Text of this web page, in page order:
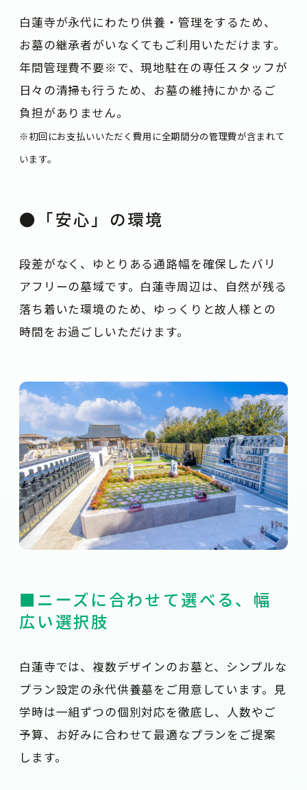
白蓮寺が永代にわたり供養・管理をするため、
お墓の継承者がいなくてもご利用いただけます。
年間管理費不要※で、現地駐在の専任スタッフが
日々の清掃も行うため、お墓の維持にかかるご
負担がありません。
※初回にお支払いいただく費用に全期間分の管理費が含まれて
います。
●「安心」の環境
段差がなく、ゆとりある通路幅を確保したバリ
アフリーの墓域です。白蓮寺周辺は、自然が残る
落ち着いた環境のため、ゆっくりと故人様との
時間をお過ごしいただけます。
■ニーズに合わせて選べる、幅
広い選択肢
白蓮寺では、複数デザインのお墓と、シンプルな
プラン設定の永代供養墓をご用意しています。見
学時は一組ずつの個別対応を徹底し、人数やご
予算、お好みに合わせて最適なプランをご提案
します。